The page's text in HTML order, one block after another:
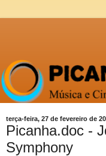
terça-feira, 27 de fevereiro de
Picanha.doc -
Symphony